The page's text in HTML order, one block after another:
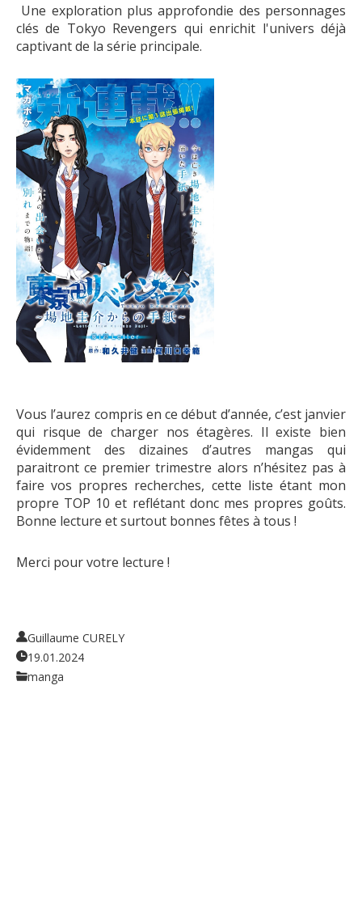
Une exploration plus approfondie des personnages
clés de Tokyo Revengers qui enrichit l'univers déjà
captivant de la série principale.
Vous l’aurez compris en ce début d’année, c’est janvier
qui risque de charger nos étagères. Il existe bien
évidemment des dizaines d’autres mangas qui
paraitront ce premier trimestre alors n’hésitez pas à
faire vos propres recherches, cette liste étant mon
propre TOP 10 et reflétant donc mes propres goûts.
Bonne lecture et surtout bonnes fêtes à tous !
Merci pour votre lecture !
Guillaume CURELY
19.01.2024
manga